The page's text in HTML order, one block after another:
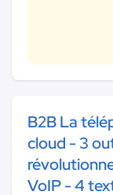
B2B La
cloud - 3
VoIP - 4